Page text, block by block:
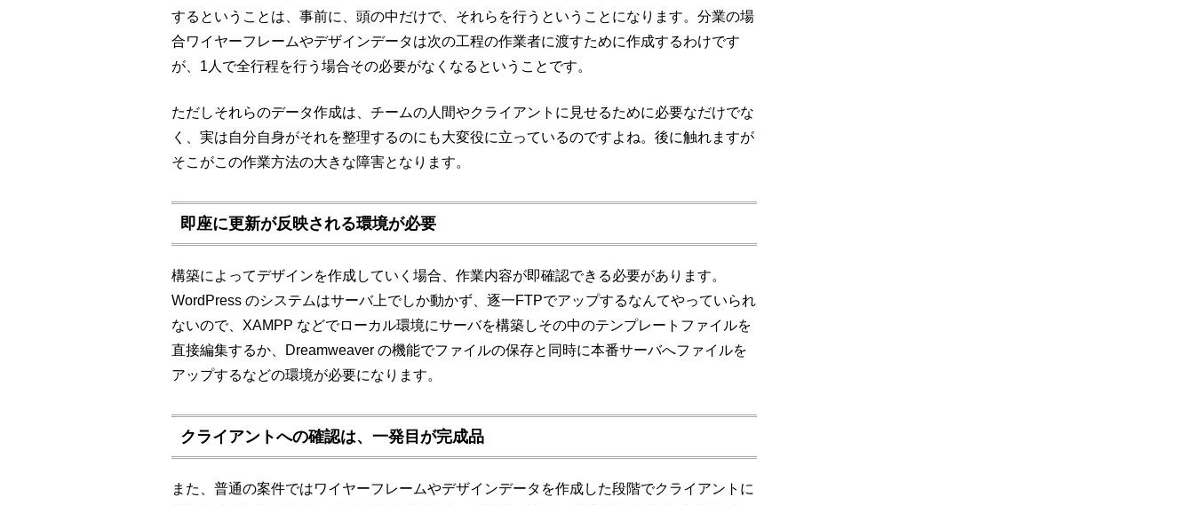
するということは、事前に、頭の中だけで、それらを行うということになります。分業の場
合ワイヤーフレームやデザインデータは次の工程の作業者に渡すために作成するわけです
が、1人で全行程を行う場合その必要がなくなるということです。
ただしそれらのデータ作成は、チームの人間やクライアントに見せるために必要なだけでな
く、実は自分自身がそれを整理するのにも大変役に立っているのですよね。後に触れますが
そこがこの作業方法の大きな障害となります。
即座に更新が反映される環境が必要
構築によってデザインを作成していく場合、作業内容が即確認できる必要があります。
WordPress のシステムはサーバ上でしか動かず、逐一FTPでアップするなんてやっていられ
ないので、XAMPP などでローカル環境にサーバを構築しその中のテンプレートファイルを
直接編集するか、Dreamweaver の機能でファイルの保存と同時に本番サーバへファイルを
アップするなどの環境が必要になります。
クライアントへの確認は、一発目が完成品
また、普通の案件ではワイヤーフレームやデザインデータを作成した段階でクライアントに